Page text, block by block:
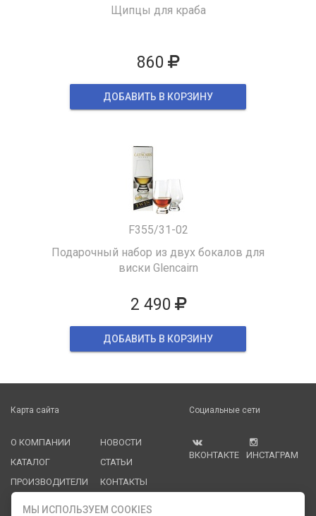
Щипцы для краба
860
ДОБАВИТЬ В КОРЗИНУ
F355/31-02
Подарочный набор из двух бокалов для
виски Glencairn
2 490
ДОБАВИТЬ В КОРЗИНУ
Карта сайта
О КОМПАНИИ
КАТАЛОГ
ПРОИЗВОДИТЕЛИ
НОВОСТИ
СТАТЬИ
КОНТАКТЫ
Социальные сети
ВКОНТАКТЕ ИНСТАГРАМ
МЫ ИСПОЛЬЗУЕМ COOKIES